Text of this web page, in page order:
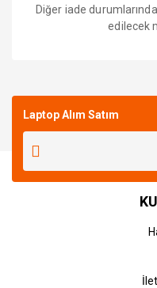
Diğer iade
edilecek
Laptop Alım Satım